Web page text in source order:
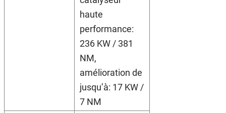
haute
performance:
236 KW / 381
NM,
amélioration de
jusqu’à: 17 KW /
7 NM